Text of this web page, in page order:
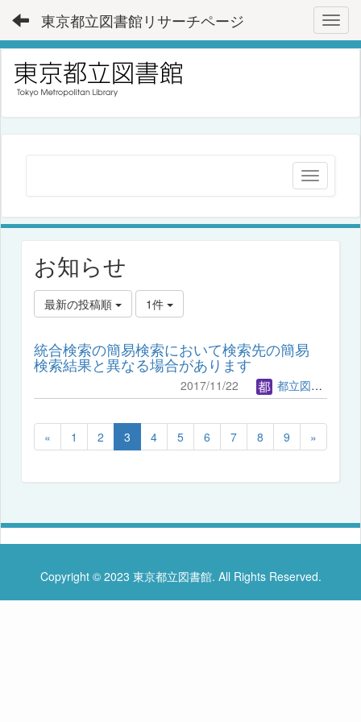
東京都立図書館リサーチページ
お知らせ
最新の投稿順 1件
統合検索の簡易検索において検索先の簡易
検索結果と異なる場合があります
2017/11/22 都立図書館管理者
« 1 2 3 4 5 6 7 8 9 »
Copyright © 2023 東京都立図書館. All Rights Reserved.